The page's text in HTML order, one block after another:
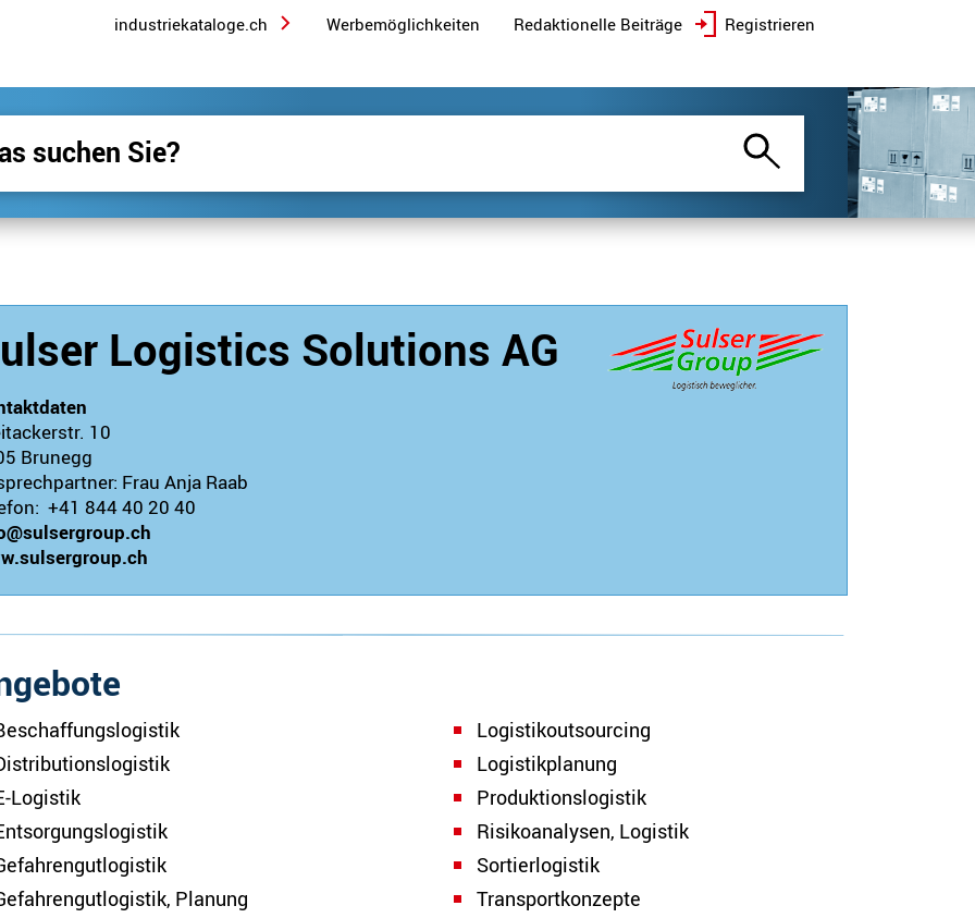
Werbemöglichkeiten Redaktionelle Beiträge Registrieren
industriekataloge.ch
Logistics Solutions AG
10
Brunegg
Frau Anja Raab
+41 844 40 20 40
Logistik
Planung
Logistikoutsourcing
Logistikplanung
Produktionslogistik
Risikoanalysen, Logistik
Sortierlogistik
Transportkonzepte